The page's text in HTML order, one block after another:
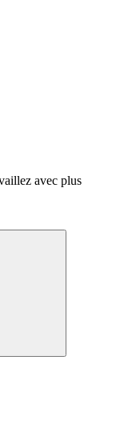
avec plus